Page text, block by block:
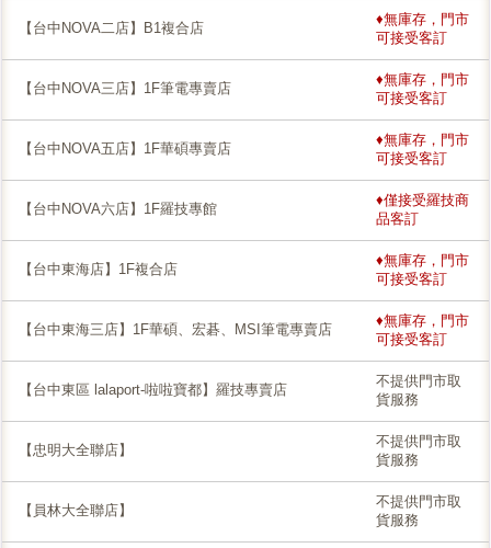
【台中NOVA二店】B1複合店
♦無庫存，門市
可接受客訂
【台中NOVA三店】1F筆電專賣店
♦無庫存，門市
可接受客訂
【台中NOVA五店】1F華碩專賣店
♦無庫存，門市
可接受客訂
【台中NOVA六店】1F羅技專館
♦僅接受羅技商
品客訂
【台中東海店】1F複合店
♦無庫存，門市
可接受客訂
【台中東海三店】1F華碩、宏碁、MSI筆電專賣店
♦無庫存，門市
可接受客訂
【台中東區 lalaport-啦啦寶都】羅技專賣店
不提供門市取
貨服務
【忠明大全聯店】
不提供門市取
貨服務
【員林大全聯店】
不提供門市取
貨服務